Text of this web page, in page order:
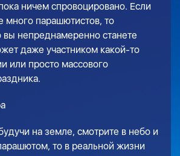
ничем спровоцировано. Если
много парашютистов, то
вы непреднамеренно станете
даже участником какой-то
или просто массового
на земле, смотрите в небо и
то в реальной жизни